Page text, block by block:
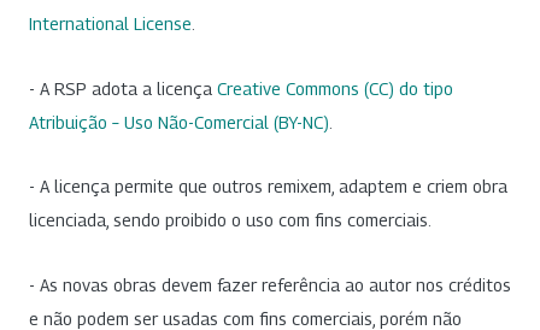
International License
- A RSP adota a licença Creative Commons (CC) do tipo
Atribuição – Uso Não-Comercial (BY-NC)
- A licença permite que outros remixem, adaptem e criem obra
licenciada, sendo proibido o uso com fins comerciais.
- As novas obras devem fazer referência ao autor nos créditos
e não podem ser usadas com fins comerciais, porém não